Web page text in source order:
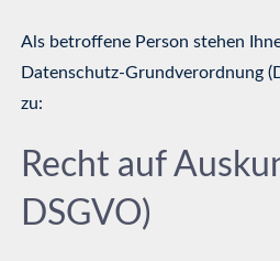
Als betroffene Person stehen
Datenschutz-Grundverordnung
zu:
Recht auf
DSGVO)